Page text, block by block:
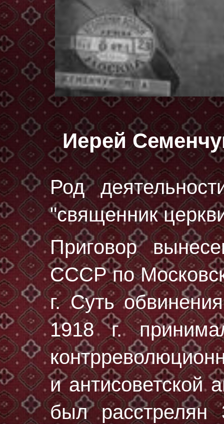
Иерей
Род
"священник
Приговор
СССР по
г. Суть
1918 г.
и антисоветской
был расстрелян